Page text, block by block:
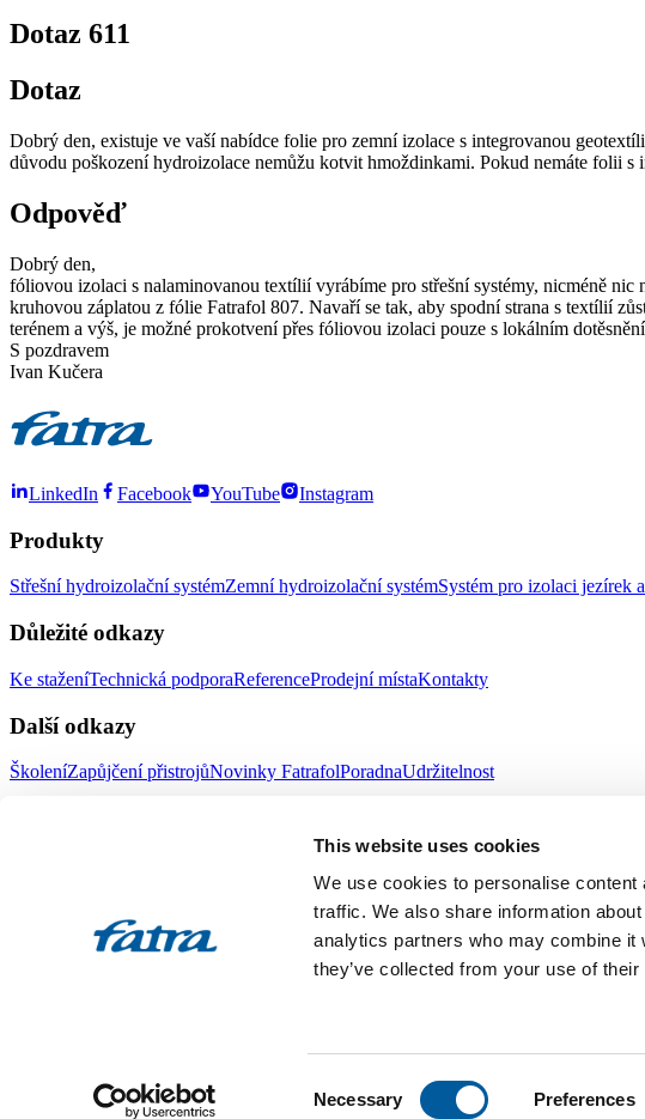
This website uses cookies
We use cookies to personalise
traffic. We also share information
analytics partners who may combine it
they’ve collected from your use of
Necessary Preferences
Dotaz 611
Dotaz
Dobrý den, existuje ve vaší nabídce folie pro zemní izolace s integrovanou
důvodu poškození hydroizolace nemůžu kotvit hmoždinkami. Pokud nemáte folii
Odpověď
Dobrý den,
fóliovou izolaci s nalaminovanou textílií vyrábíme pro střešní systémy, nicméně
kruhovou záplatou z fólie Fatrafol 807. Navaří se tak, aby spodní strana s textílií
terénem a výš, je možné prokotvení přes fóliovou izolaci pouze s lokálním
S pozdravem
Ivan Kučera
LinkedIn Facebook YouTube Instagram
Produkty
Střešní hydroizolační systémZemní hydroizolační systémSystém pro izolaci jezírek
Důležité odkazy
Ke staženíTechnická podporaReferenceProdejní místaKontakty
Další odkazy
ŠkoleníZapůjčení přistrojůNovinky FatrafolPoradnaUdržitelnost
Volné pozice Ochrana oznamovatelů
vložka 4598. Společnost Fatra, a.s., je členem koncernu AGROFERT řízeného